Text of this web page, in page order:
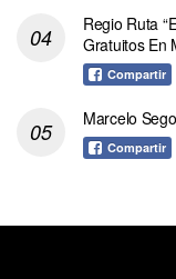
Regio Ruta
Gratuitos En
Compartir
Marcelo
Compartir